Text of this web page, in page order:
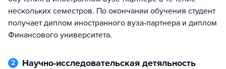
нескольких семестров. По окончании обучения студент
получает диплом иностранного вуза-партнера и диплом
Финансового университета.
2 Научно-исследовательская детяльность